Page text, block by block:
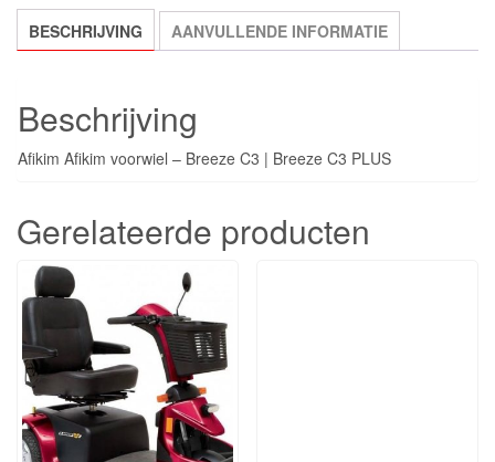
BESCHRIJVING AANVULLENDE INFORMATIE
Beschrijving
Afikim Afikim voorwiel – Breeze C3 | Breeze C3 PLUS
Gerelateerde producten